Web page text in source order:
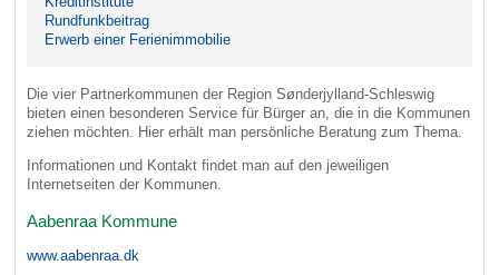
Rundfunkbeitrag
Erwerb einer Ferienimmobilie
Die vier Partnerkommunen der Region Sønderjylland-Schleswig
bieten einen besonderen Service für Bürger an, die in die Kommunen
ziehen möchten. Hier erhält man persönliche Beratung zum Thema.
Informationen und Kontakt findet man auf den jeweiligen
Internetseiten der Kommunen.
Aabenraa Kommune
www.aabenraa.dk